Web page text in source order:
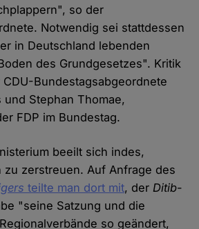
so der
Notwendig sei stattdessen
in Deutschland lebenden
des Grundgesetzes". Kritik
Bundestagsabgeordnete
Stephan Thomae,
FDP im Bundestag.
beeilt sich indes,
zu zerstreuen. Auf Anfrage des
teilte man dort mit, derDitib-
"seine Satzung und die
so geändert,